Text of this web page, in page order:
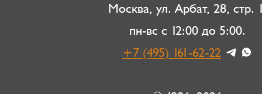
Москва, ул. Арбат, 28, стр.
пн-вс с 12:00 до 5:00.
+7 (495) 161-62-22